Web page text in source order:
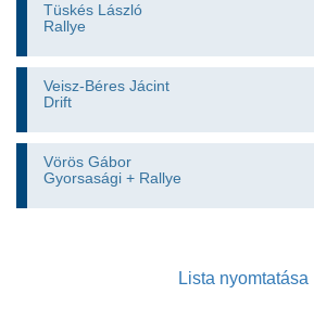
Tüskés László
Rallye
Veisz-Béres Jácint
Drift
Vörös Gábor
Gyorsasági + Rallye
Lista nyomtatása